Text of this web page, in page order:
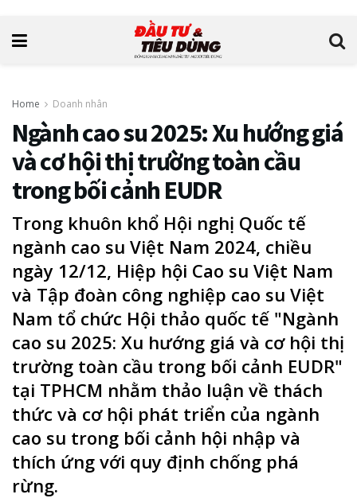
Home Doanh nhân
Ngành cao su 2025: Xu hướng giá
và cơ hội thị trường toàn cầu
trong bối cảnh EUDR
Trong khuôn khổ Hội nghị Quốc tế
ngành cao su Việt Nam 2024, chiều
ngày 12/12, Hiệp hội Cao su Việt Nam
và Tập đoàn công nghiệp cao su Việt
Nam tổ chức Hội thảo quốc tế "Ngành
cao su 2025: Xu hướng giá và cơ hội thị
trường toàn cầu trong bối cảnh EUDR"
tại TPHCM nhằm thảo luận về thách
thức và cơ hội phát triển của ngành
cao su trong bối cảnh hội nhập và
thích ứng với quy định chống phá
rừng.